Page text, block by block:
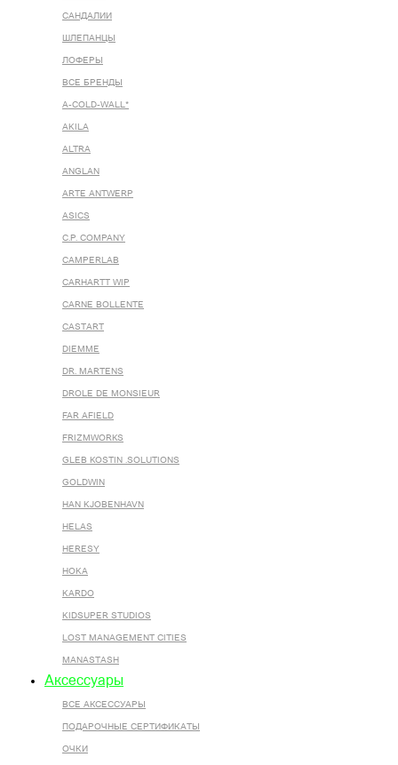
САНДАЛИИ
ШЛЕПАНЦЫ
ЛОФЕРЫ
ВСЕ БРЕНДЫ
A-COLD-WALL*
AKILA
ALTRA
ANGLAN
ARTE ANTWERP
ASICS
C.P. COMPANY
CAMPERLAB
CARHARTT WIP
CARNE BOLLENTE
CASTART
DIEMME
DR. MARTENS
DROLE DE MONSIEUR
FAR AFIELD
FRIZMWORKS
GLEB KOSTIN .SOLUTIONS
GOLDWIN
HAN KJOBENHAVN
HELAS
HERESY
HOKA
KARDO
KIDSUPER STUDIOS
LOST MANAGEMENT CITIES
MANASTASH
Аксессуары
ВСЕ AКСЕССУАРЫ
ПОДАРОЧНЫЕ СЕРТИФИКАТЫ
ОЧКИ